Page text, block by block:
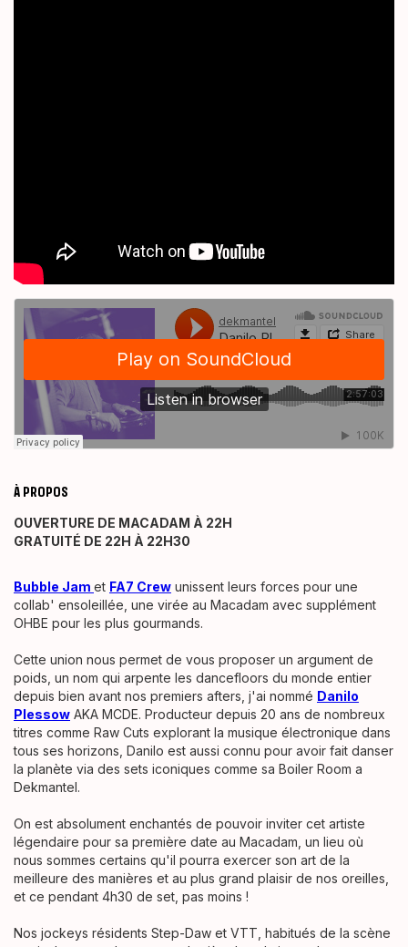
À PROPOS
OUVERTURE DE MACADAM À 22H
GRATUITÉ DE 22H À 22H30
Bubble Jam et FA7 Crew unissent leurs forces pour une
collab' ensoleillée, une virée au Macadam avec supplément
OHBE pour les plus gourmands. ‎
Cette union nous permet de vous proposer un argument de
poids, un nom qui arpente les dancefloors du monde entier
depuis bien avant nos premiers afters, j'ai nommé Danilo
Plessow AKA MCDE. Producteur depuis 20 ans de nombreux
titres comme Raw Cuts explorant la musique électronique dans
tous ses horizons, Danilo est aussi connu pour avoir fait danser
la planète via des sets iconiques comme sa Boiler Room a
Dekmantel. ‎
On est absolument enchantés de pouvoir inviter cet artiste
légendaire pour sa première date au Macadam, un lieu où
nous sommes certains qu'il pourra exercer son art de la
meilleure des manières et au plus grand plaisir de nos oreilles,
et ce pendant 4h30 de set, pas moins !‎
Nos jockeys résidents Step-Daw et VTT, habitués de la scène